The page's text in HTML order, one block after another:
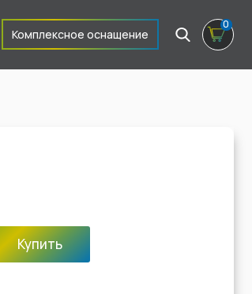
Комплексное оснащение
0
Купить